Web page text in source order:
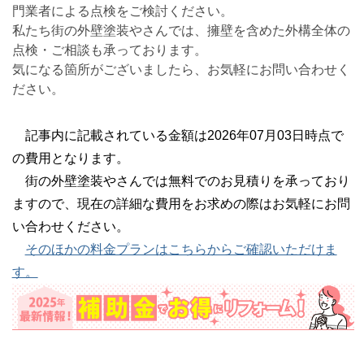
門業者による点検をご検討ください。
私たち街の外壁塗装やさんでは、擁壁を含めた外構全体の
点検・ご相談も承っております。
気になる箇所がございましたら、お気軽にお問い合わせく
ださい。
記事内に記載されている金額は2026年07月03日時点で
の費用となります。
街の外壁塗装やさんでは無料でのお見積りを承っており
ますので、現在の詳細な費用をお求めの際はお気軽にお問
い合わせください。
そのほかの料金プランはこちらからご確認いただけま
す。